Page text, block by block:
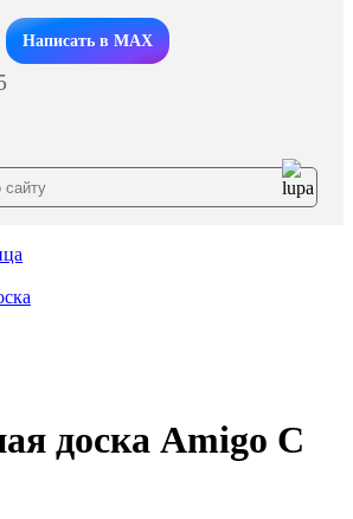
Заказать звонок
Написать в MAX
доска Amigo С